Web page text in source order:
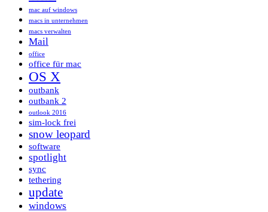
mac auf windows
macs in unternehmen
macs verwalten
Mail
office
office für mac
OS X
outbank
outbank 2
outlook 2016
sim-lock frei
snow leopard
software
spotlight
sync
tethering
update
windows